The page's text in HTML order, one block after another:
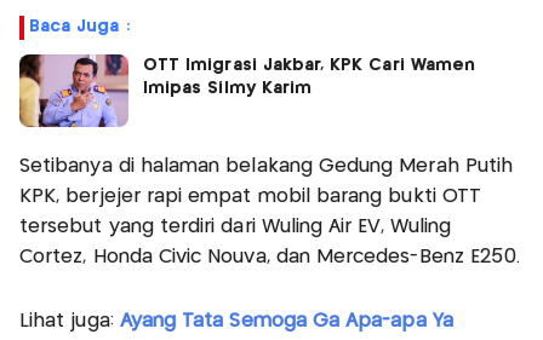
Baca Juga :
OTT Imigrasi Jakbar, KPK Cari Wamen
Imipas Silmy Karim
Setibanya di halaman belakang Gedung Merah Putih
KPK, berjejer rapi empat mobil barang bukti OTT
tersebut yang terdiri dari Wuling Air EV, Wuling
Cortez, Honda Civic Nouva, dan Mercedes-Benz E250.
Lihat juga: Ayang Tata Semoga Ga Apa-apa Ya